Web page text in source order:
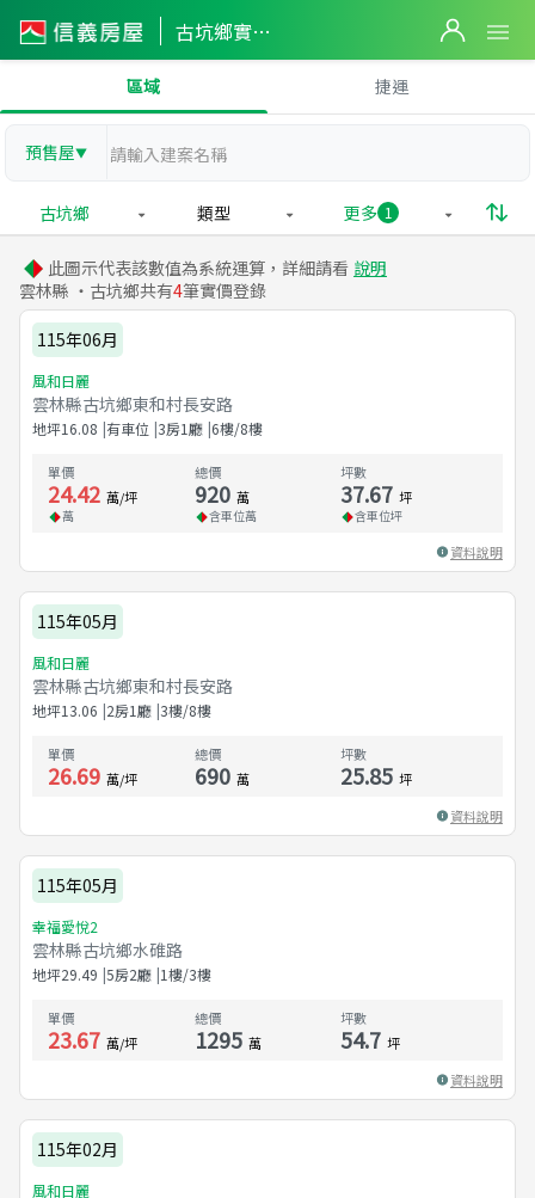
古坑鄉實價登錄
區域 捷運
預售屋▼
古坑鄉 類型 更多 1
此圖示代表該數值為系統運算，詳細請看 說明
雲林縣 ・古坑鄉共有4筆實價登錄
115年06月
風和日麗
雲林縣古坑鄉東和村長安路
地坪16.08 有車位 3房1廳 6樓/8樓
單價
24.42 萬/坪
萬
總價
920 萬
含車位萬
坪數
37.67 坪
含車位坪
資料說明
115年05月
風和日麗
雲林縣古坑鄉東和村長安路
地坪13.06 2房1廳 3樓/8樓
單價
26.69 萬/坪
總價
690 萬
坪數
25.85 坪
資料說明
115年05月
幸福愛悅2
雲林縣古坑鄉水碓路
地坪29.49 5房2廳 1樓/3樓
單價
23.67 萬/坪
總價
1295 萬
坪數
54.7 坪
資料說明
115年02月
風和日麗